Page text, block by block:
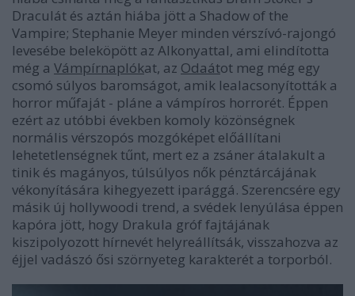
Draculát és aztán hiába jött a Shadow of the
Vampire; Stephanie Meyer minden vérszívó-rajongó
levesébe beleköpött az Alkonyattal, ami elindította
még a Vámpírnaplókat, az Odaátot meg még egy
csomó súlyos baromságot, amik lealacsonyították a
horror műfaját - pláne a vámpíros horrorét. Éppen
ezért az utóbbi években komoly közönségnek
normális vérszopós mozgóképet előállítani
lehetetlenségnek tűnt, mert ez a zsáner átalakult a
tinik és magányos, túlsúlyos nők pénztárcájának
vékonyítására kihegyezett iparággá. Szerencsére egy
másik új hollywoodi trend, a svédek lenyúlása éppen
kapóra jött, hogy Drakula gróf fajtájának
kiszipolyozott hírnevét helyreállítsák, visszahozva az
éjjel vadászó ősi szörnyeteg karakterét a torporból.